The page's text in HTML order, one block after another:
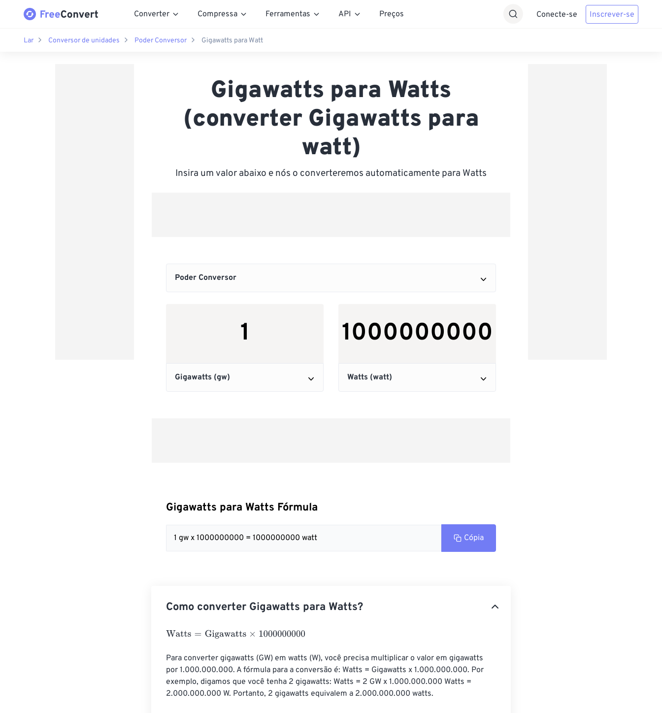
Converter Compressa Ferramentas API Preços Conecte-se Inscrever-se
Lar Conversor de unidades Poder Conversor Gigawatts para Watt
Gigawatts para Watts
(converter Gigawatts para
watt)
Insira um valor abaixo e nós o converteremos automaticamente para Watts
Gigawatts para Watts Fórmula
1 gw x 1000000000 = 1000000000 watt Cópia
Como converter Gigawatts para Watts?
Watts= Gigawatts×1000000000
Para converter gigawatts (GW) em watts (W), você precisa multiplicar o valor em gigawatts
por 1.000.000.000. A fórmula para a conversão é: Watts = Gigawatts x 1.000.000.000. Por
exemplo, digamos que você tenha 2 gigawatts: Watts = 2 GW x 1.000.000.000 Watts =
2.000.000.000 W. Portanto, 2 gigawatts equivalem a 2.000.000.000 watts.